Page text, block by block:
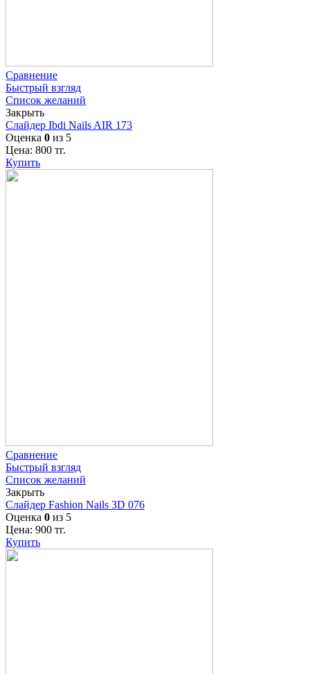
Сравнение
Быстрый взгляд
Список желаний
Закрыть
Слайдер Ibdi Nails AIR 173
Оценка 0 из 5
Цена: 800 тг.
Купить
Сравнение
Быстрый взгляд
Список желаний
Закрыть
Слайдер Fashion Nails 3D 076
Оценка 0 из 5
Цена: 900 тг.
Купить